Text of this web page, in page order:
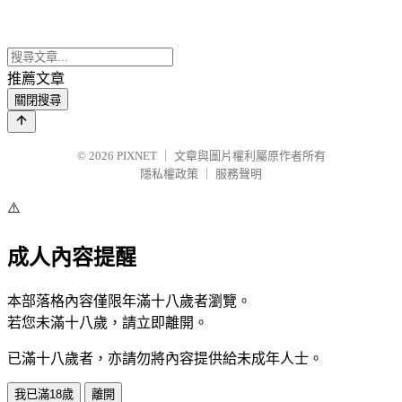
推薦文章
關閉搜尋
© 2026 PIXNET
文章與圖片權利屬原作者所有
隱私權政策
服務聲明
⚠️
成人內容提醒
本部落格內容僅限年滿十八歲者瀏覽。
若您未滿十八歲，請立即離開。
已滿十八歲者，亦請勿將內容提供給未成年人士。
我已滿18歲 離開